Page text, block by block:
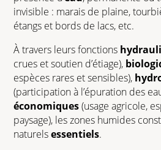
invisible : marais de plaine,
étangs et bords de lacs, etc.
À travers leurs fonctions
crues et soutien d’étiage),
espèces rares et sensibles),
(participation à l’épuration des
économiques(usage agricole,
paysage), les zones humides
naturelsessentiels.